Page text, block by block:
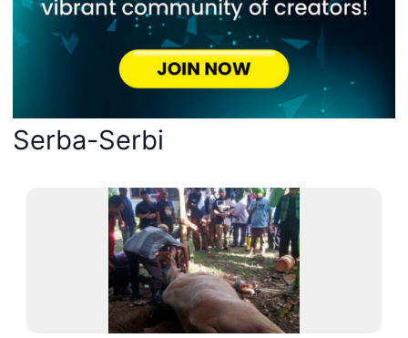
Serba-Serbi